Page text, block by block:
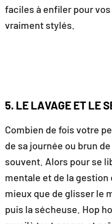
faciles à enfiler pour
vraiment stylés.
5. LE LAVAGE ET LE
Combien de fois votre
de sa journée ou brun
souvent. Alors pour se
mentale et de la
mieux que de glisser le
puis la sécheuse. Hop